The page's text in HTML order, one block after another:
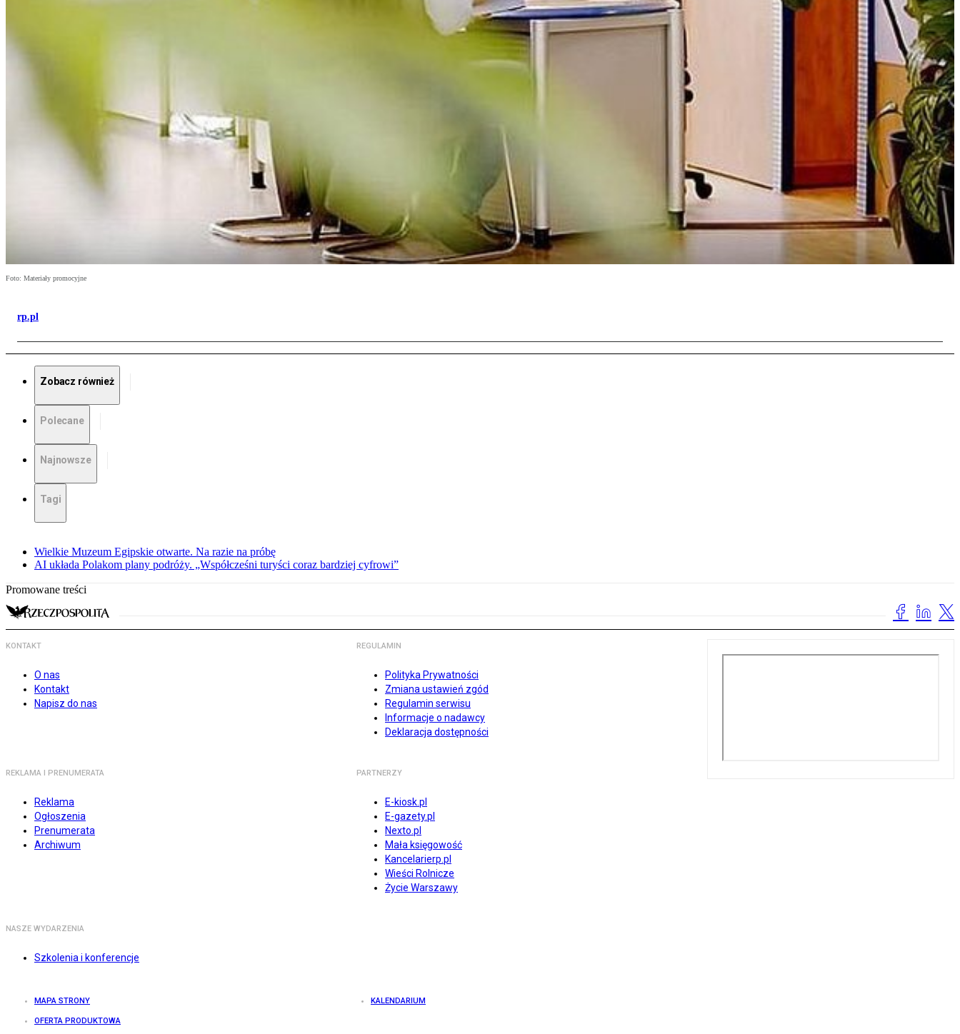
Foto: Materiały promocyjne
rp.pl
Zobacz również
Polecane
Najnowsze
Tagi
Wielkie Muzeum Egipskie otwarte. Na razie na próbę
AI układa Polakom plany podróży. „Współcześni turyści coraz bardziej cyfrowi”
Promowane treści
KONTAKT
O nas
Kontakt
Napisz do nas
REGULAMIN
Polityka Prywatności
Zmiana ustawień zgód
Regulamin serwisu
Informacje o nadawcy
Deklaracja dostępności
REKLAMA I PRENUMERATA
Reklama
Ogłoszenia
Prenumerata
Archiwum
PARTNERZY
E-kiosk.pl
E-gazety.pl
Nexto.pl
Mała księgowość
Kancelarierp.pl
Wieści Rolnicze
Życie Warszawy
NASZE WYDARZENIA
Szkolenia i konferencje
MAPA STRONY KALENDARIUM
OFERTA PRODUKTOWA